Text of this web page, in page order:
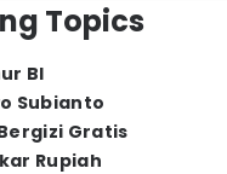
Topics
BI
Subianto
Gratis
Rupiah